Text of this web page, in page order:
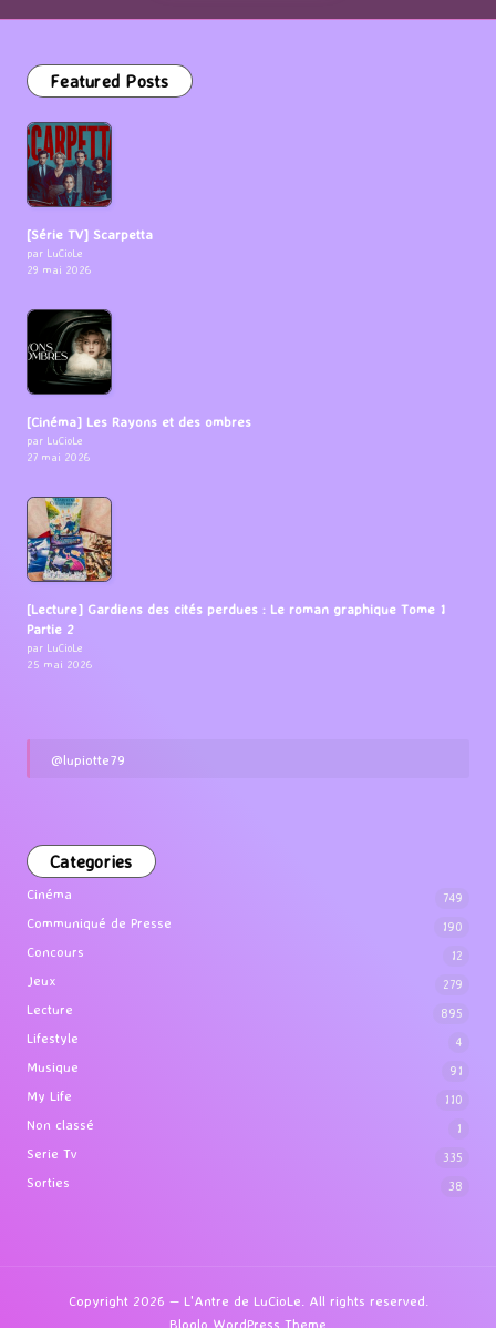
Featured Posts
[Série TV] Scarpetta
par LuCioLe
29 mai 2026
[Cinéma] Les Rayons et des ombres
par LuCioLe
27 mai 2026
[Lecture] Gardiens des cités perdues : Le roman graphique Tome 1
Partie 2
par LuCioLe
25 mai 2026
@lupiotte79
Categories
Cinéma 749
Communiqué de Presse 190
Concours 12
Jeux 279
Lecture 895
Lifestyle 4
Musique 91
My Life 110
Non classé 1
Serie Tv 335
Sorties 38
Copyright 2026 — L'Antre de LuCioLe. All rights reserved.
Bloglo WordPress Theme